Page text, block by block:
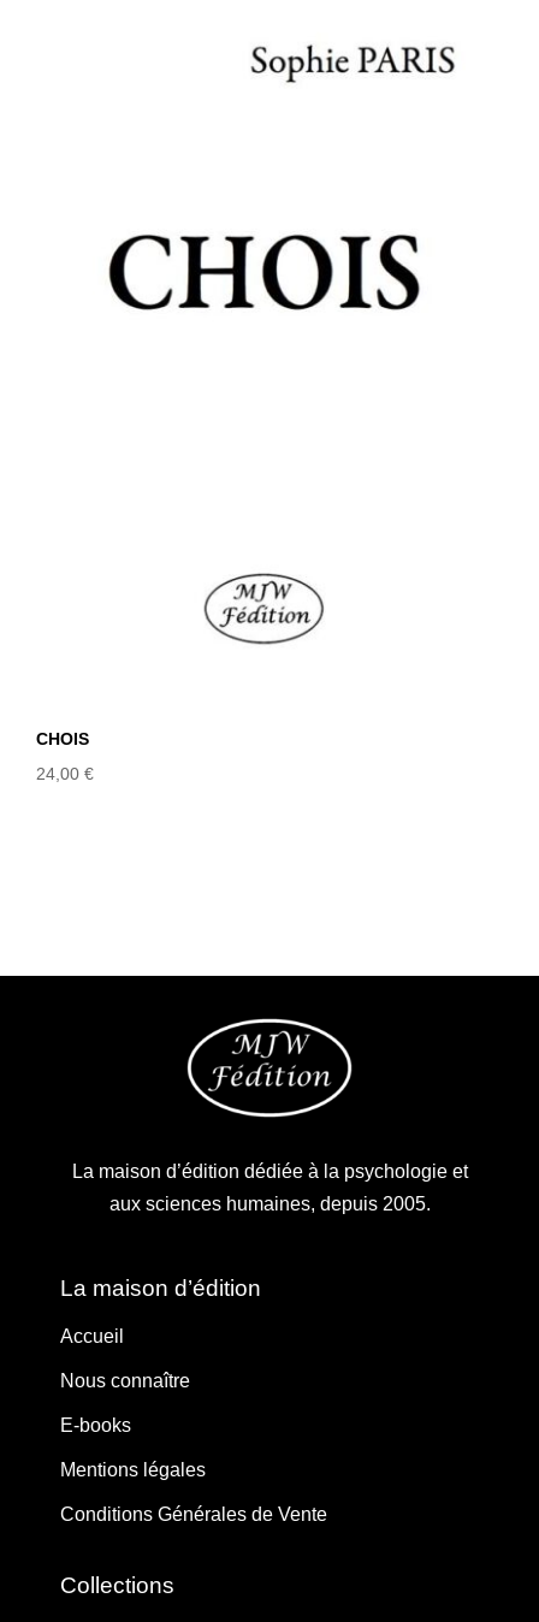
CHOIS
24,00 €
La maison d’édition dédiée à la psychologie et
aux sciences humaines, depuis 2005.
La maison d’édition
Accueil
Nous connaître
E-books
Mentions légales
Conditions Générales de Vente
Collections